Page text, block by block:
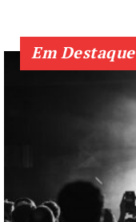
Em Destaque